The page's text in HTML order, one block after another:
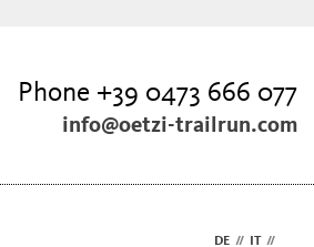
Phone +39 0473 666 077
info@oetzi-trailrun.com
DE // IT //